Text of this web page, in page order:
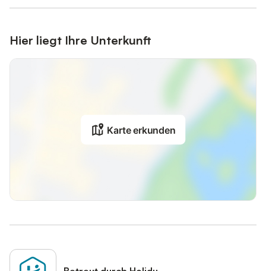
Hier liegt Ihre Unterkunft
Karte erkunden